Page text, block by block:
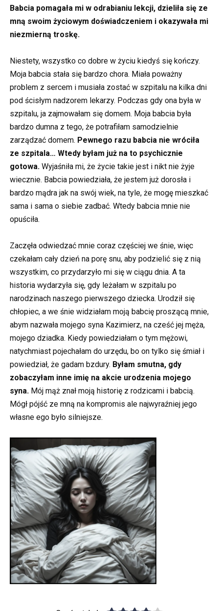
Babcia pomagała mi w odrabianiu lekcji, dzieliła się ze
mną swoim życiowym doświadczeniem i okazywała mi
niezmierną troskę.
Niestety, wszystko co dobre w życiu kiedyś się kończy.
Moja babcia stała się bardzo chora. Miała poważny
problem z sercem i musiała zostać w szpitalu na kilka dni
pod ścisłym nadzorem lekarzy. Podczas gdy ona była w
szpitalu, ja zajmowałam się domem. Moja babcia była
bardzo dumna z tego, że potrafiłam samodzielnie
zarządzać domem. Pewnego razu babcia nie wróciła
ze szpitala… Wtedy byłam już na to psychicznie
gotowa. Wyjaśniła mi, że życie takie jest i nikt nie żyje
wiecznie. Babcia powiedziała, że jestem już dorosła i
bardzo mądra jak na swój wiek, na tyle, że mogę mieszkać
sama i sama o siebie zadbać. Wtedy babcia mnie nie
opuściła.
Zaczęła odwiedzać mnie coraz częściej we śnie, więc
czekałam cały dzień na porę snu, aby podzielić się z nią
wszystkim, co przydarzyło mi się w ciągu dnia. A ta
historia wydarzyła się, gdy leżałam w szpitalu po
narodzinach naszego pierwszego dziecka. Urodził się
chłopiec, a we śnie widziałam moją babcię proszącą mnie,
abym nazwała mojego syna Kazimierz, na cześć jej męża,
mojego dziadka. Kiedy powiedziałam o tym mężowi,
natychmiast pojechałam do urzędu, bo on tylko się śmiał i
powiedział, że gadam bzdury. Byłam smutna, gdy
zobaczyłam inne imię na akcie urodzenia mojego
syna. Mój mąż znał moją historię z rodzicami i babcią.
Mógł pójść ze mną na kompromis ale najwyraźniej jego
własne ego było silniejsze.